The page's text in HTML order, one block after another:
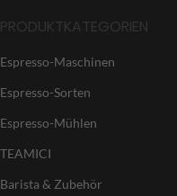
PRODUKTKATEGORIEN
Espresso-Maschinen
Espresso-Sorten
Espresso-Mühlen
TEAMICI
Barista & Zubehör